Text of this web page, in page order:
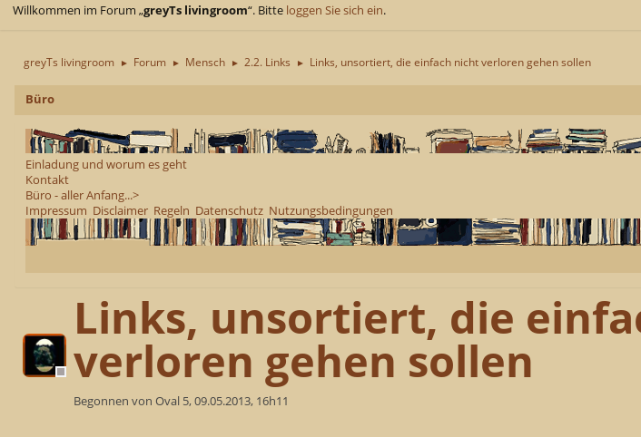
Willkommen im Forum „greyTs livingroom“. Bitte loggen Sie sich ein.
greyTs livingroom ► Forum ► Mensch ► 2.2. Links ► Links, unsortiert, die einfach nicht verloren gehen sollen
Büro
Einladung und worum es geht
Kontakt
Büro - aller Anfang...>
Impressum Disclaimer Regeln Datenschutz Nutzungsbedingungen
Links, unsortiert, die
verloren gehen sollen
Begonnen von Oval 5, 09.05.2013, 16h11